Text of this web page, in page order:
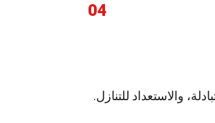
04
والاستعداد للتنازل.